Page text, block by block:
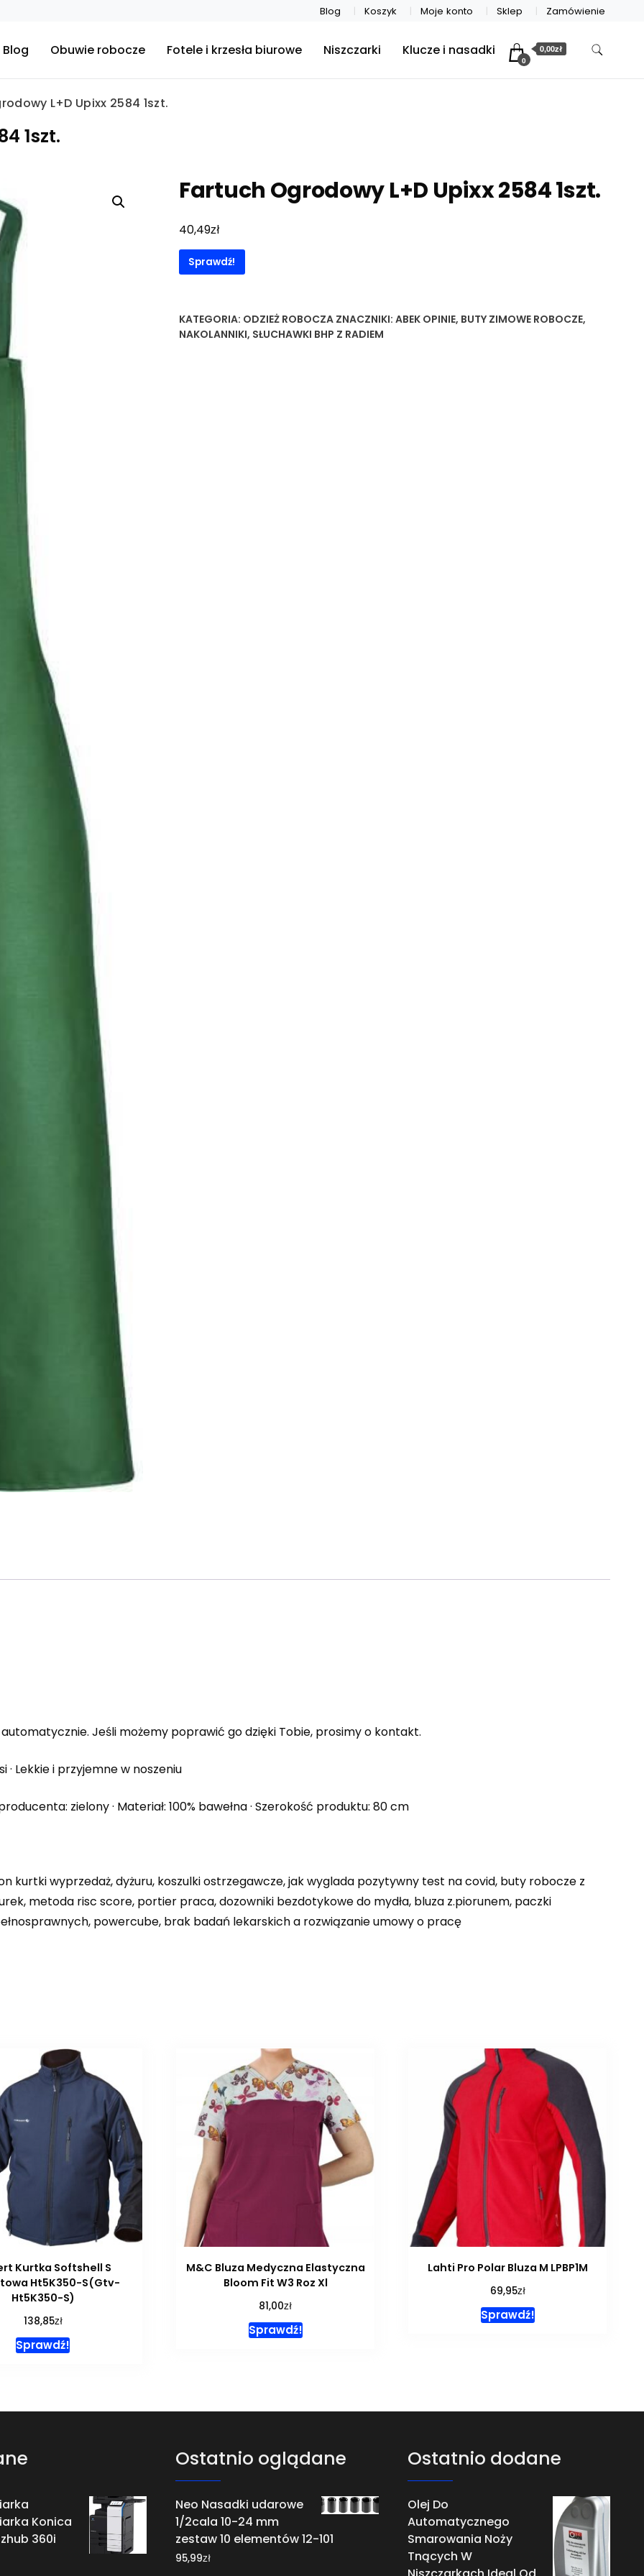
Blog Koszyk Moje konto Sklep Zamówienie
Blog Obuwie robocze Fotele i krzesła biurowe Niszczarki Klucze i nasadki
0
0,00zł
L+D Upixx 2584 1szt.
1szt.
Fartuch Ogrodowy L+D Upixx 2584 1szt.
40,49zł
Sprawdź!
KATEGORIA: ODZIEŻ ROBOCZA ZNACZNIKI: ABEK OPINIE, BUTY ZIMOWE ROBOCZE,
NAKOLANNIKI, SŁUCHAWKI BHP Z RADIEM
Jeśli możemy poprawić go dzięki Tobie, prosimy o kontakt.
· Lekkie i przyjemne w noszeniu
zielony · Materiał: 100% bawełna · Szerokość produktu: 80 cm
kurtki wyprzedaż, dyżuru, koszulki ostrzegawcze, jak wyglada pozytywny test na covid, buty robocze z
metoda risc score, portier praca, dozowniki bezdotykowe do mydła, bluza z.piorunem, paczki
powercube, brak badań lekarskich a rozwiązanie umowy o pracę
Kurtka Softshell S
Ht5K350-S(Gtv-
Ht5K350-S)
138,85zł
Sprawdź!
M&C Bluza Medyczna Elastyczna
Bloom Fit W3 Roz Xl
81,00zł
Sprawdź!
Lahti Pro Polar Bluza M LPBP1M
69,95zł
Sprawdź!
Konica
360i
Ostatnio oglądane
Neo Nasadki udarowe
1/2cala 10-24 mm
zestaw 10 elementów 12-101
95,99zł
Ostatnio dodane
Olej Do
Automatycznego
Smarowania Noży
Tnących W